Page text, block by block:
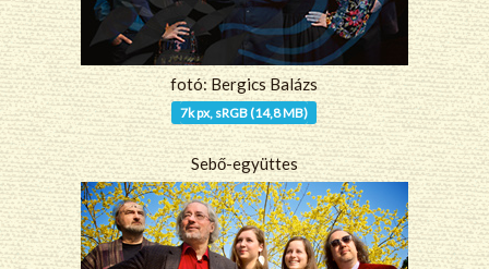
fotó: Bergics Balázs
7k px, sRGB (14,8 MB)
Sebő-együttes